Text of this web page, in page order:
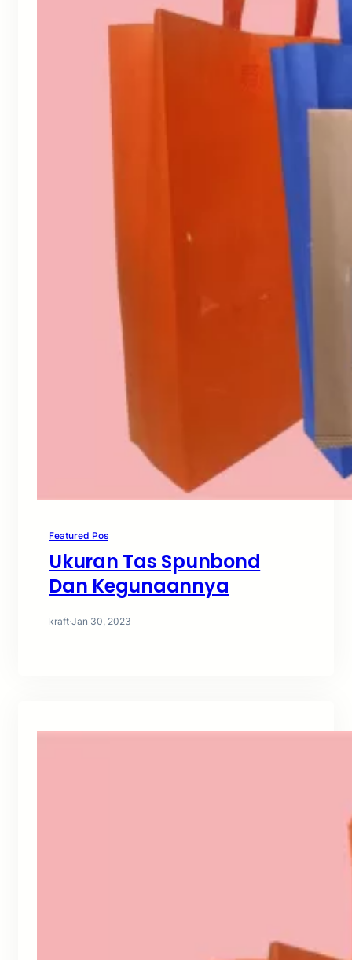
Featured Pos
Ukuran Tas Spunbond
Dan Kegunaannya
kraft·Jan 30, 2023